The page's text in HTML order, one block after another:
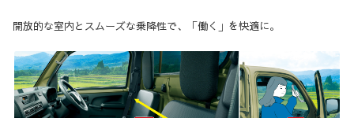
開放的な室内とスムーズな乗降性で、「働く」を快適に。